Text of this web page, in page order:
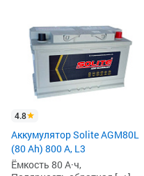
4.8
Аккумулятор Solite AGM80L
(80 Ah) 800 А, L3
Ёмкость 80 А·ч,